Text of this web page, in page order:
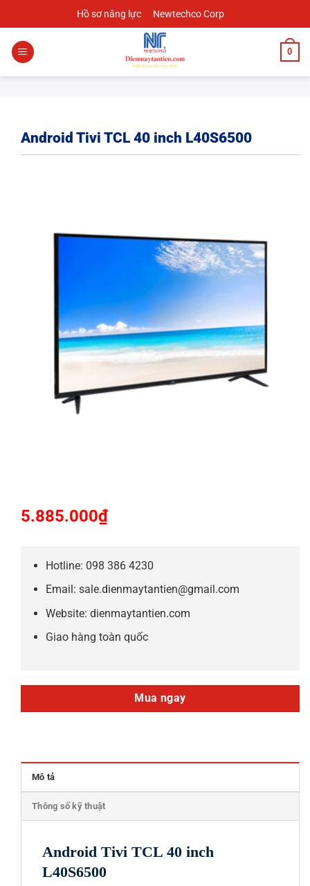
đến
nội
dung
Hồ sơ năng lực Newtechco Corp
0
Android Tivi TCL 40 inch L40S6500
5.885.000₫
Hotline: 098 386 4230
Email: sale.dienmaytantien@gmail.com
Website: dienmaytantien.com
Giao hàng toàn quốc
Mua ngay
Mô tả
Thông số kỹ thuật
Android Tivi TCL 40 inch
L40S6500